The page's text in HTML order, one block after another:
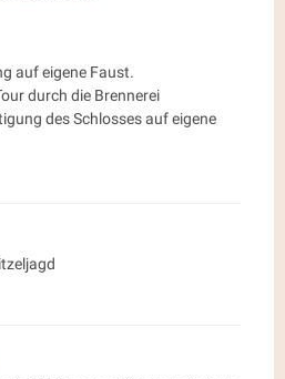
auf eigene Faust.
durch die Brennerei
des Schlosses auf eigene